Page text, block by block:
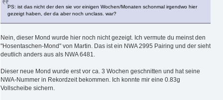
PS: ist das nicht der den sie vor einigen Wochen/Monaten schonmal irgendwo hier
gezeigt haben, der da aber noch unclass. war?
Nein, dieser Mond wurde hier noch nicht gezeigt. Ich vermute du meinst den
"Hosentaschen-Mond" von Martin. Das ist ein NWA 2995 Pairing und der sieht
deutlich anders aus als NWA 6481.
Dieser neue Mond wurde erst vor ca. 3 Wochen geschnitten und hat seine
NWA-Nummer in Rekordzeit bekommen. Ich konnte mir eine 0.83g
Vollscheibe sichern.